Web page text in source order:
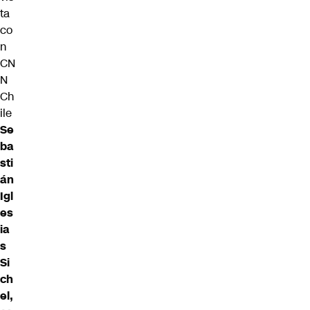
ta
co
n
CN
N
Ch
ile
Se
ba
sti
án
Igl
es
ia
s
Si
ch
el,